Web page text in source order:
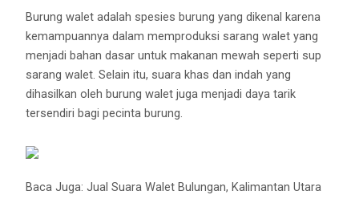
Burung walet adalah spesies burung yang dikenal karena
kemampuannya dalam memproduksi sarang walet yang
menjadi bahan dasar untuk makanan mewah seperti sup
sarang walet. Selain itu, suara khas dan indah yang
dihasilkan oleh burung walet juga menjadi daya tarik
tersendiri bagi pecinta burung.
Baca Juga:Jual Suara Walet Bulungan, Kalimantan Utara